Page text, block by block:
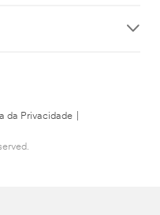
da Privacidade